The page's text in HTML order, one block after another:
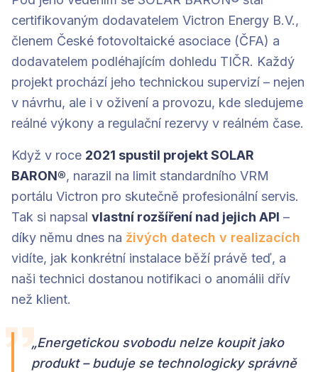
certifikovaným dodavatelem Victron Energy B.V.,
členem České fotovoltaické asociace (ČFA) a
dodavatelem podléhajícím dohledu TIČR. Každý
projekt prochází jeho technickou supervizí – nejen
v návrhu, ale i v oživení a provozu, kde sledujeme
reálné výkony a regulační rezervy v reálném čase.
Když v roce 2021 spustil projekt SOLAR
BARON®, narazil na limit standardního VRM
portálu Victron pro skutečně profesionální servis.
Tak si napsal vlastní rozšíření nad jejich API –
díky němu dnes na živých datech v realizacích
vidíte, jak konkrétní instalace běží právě teď, a
naši technici dostanou notifikaci o anomálii dřív
než klient.
„Energetickou svobodu nelze koupit jako
produkt – buduje se technologicky správně